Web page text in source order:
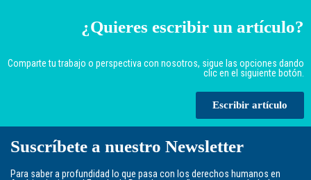
¿Quieres escribir un artículo?
Comparte tu trabajo o perspectiva con nosotros, sigue las opciones dando
clic en el siguiente botón.
Escribir artículo
Suscríbete a nuestro Newsletter
Para saber a profundidad lo que pasa con los derechos humanos en